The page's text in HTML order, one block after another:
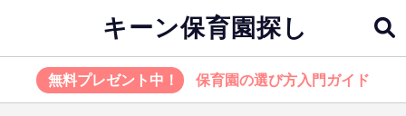
キーン保育園探し
無料プレゼント中！ 保育園の選び方入門ガイド